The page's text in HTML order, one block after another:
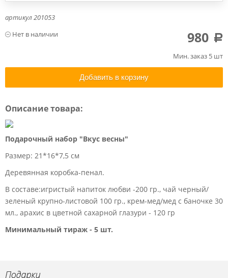
артикул201053
Мин. заказ 5 шт
980 a
Добавить в корзину
Описание товара:
Подарочный набор "Вкус весны"
Размер: 21*16*7,5 см
Деревянная коробка-пенал.
В составе:игристый напиток любви -200 гр., чай черный/
зеленый крупно-листовой 100 гр., крем-мед/мед с баночке 30
мл., арахис в цветной сахарной глазури - 120 гр
Минимальный тираж - 5 шт.